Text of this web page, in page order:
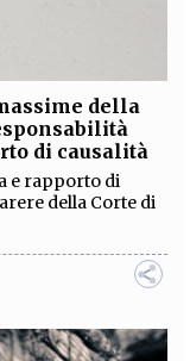
della
di causalità
e rapporto di
della Corte di